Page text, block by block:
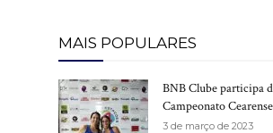
MAIS POPULARES
BNB Clube participa
Campeonato
3 de março de 2023